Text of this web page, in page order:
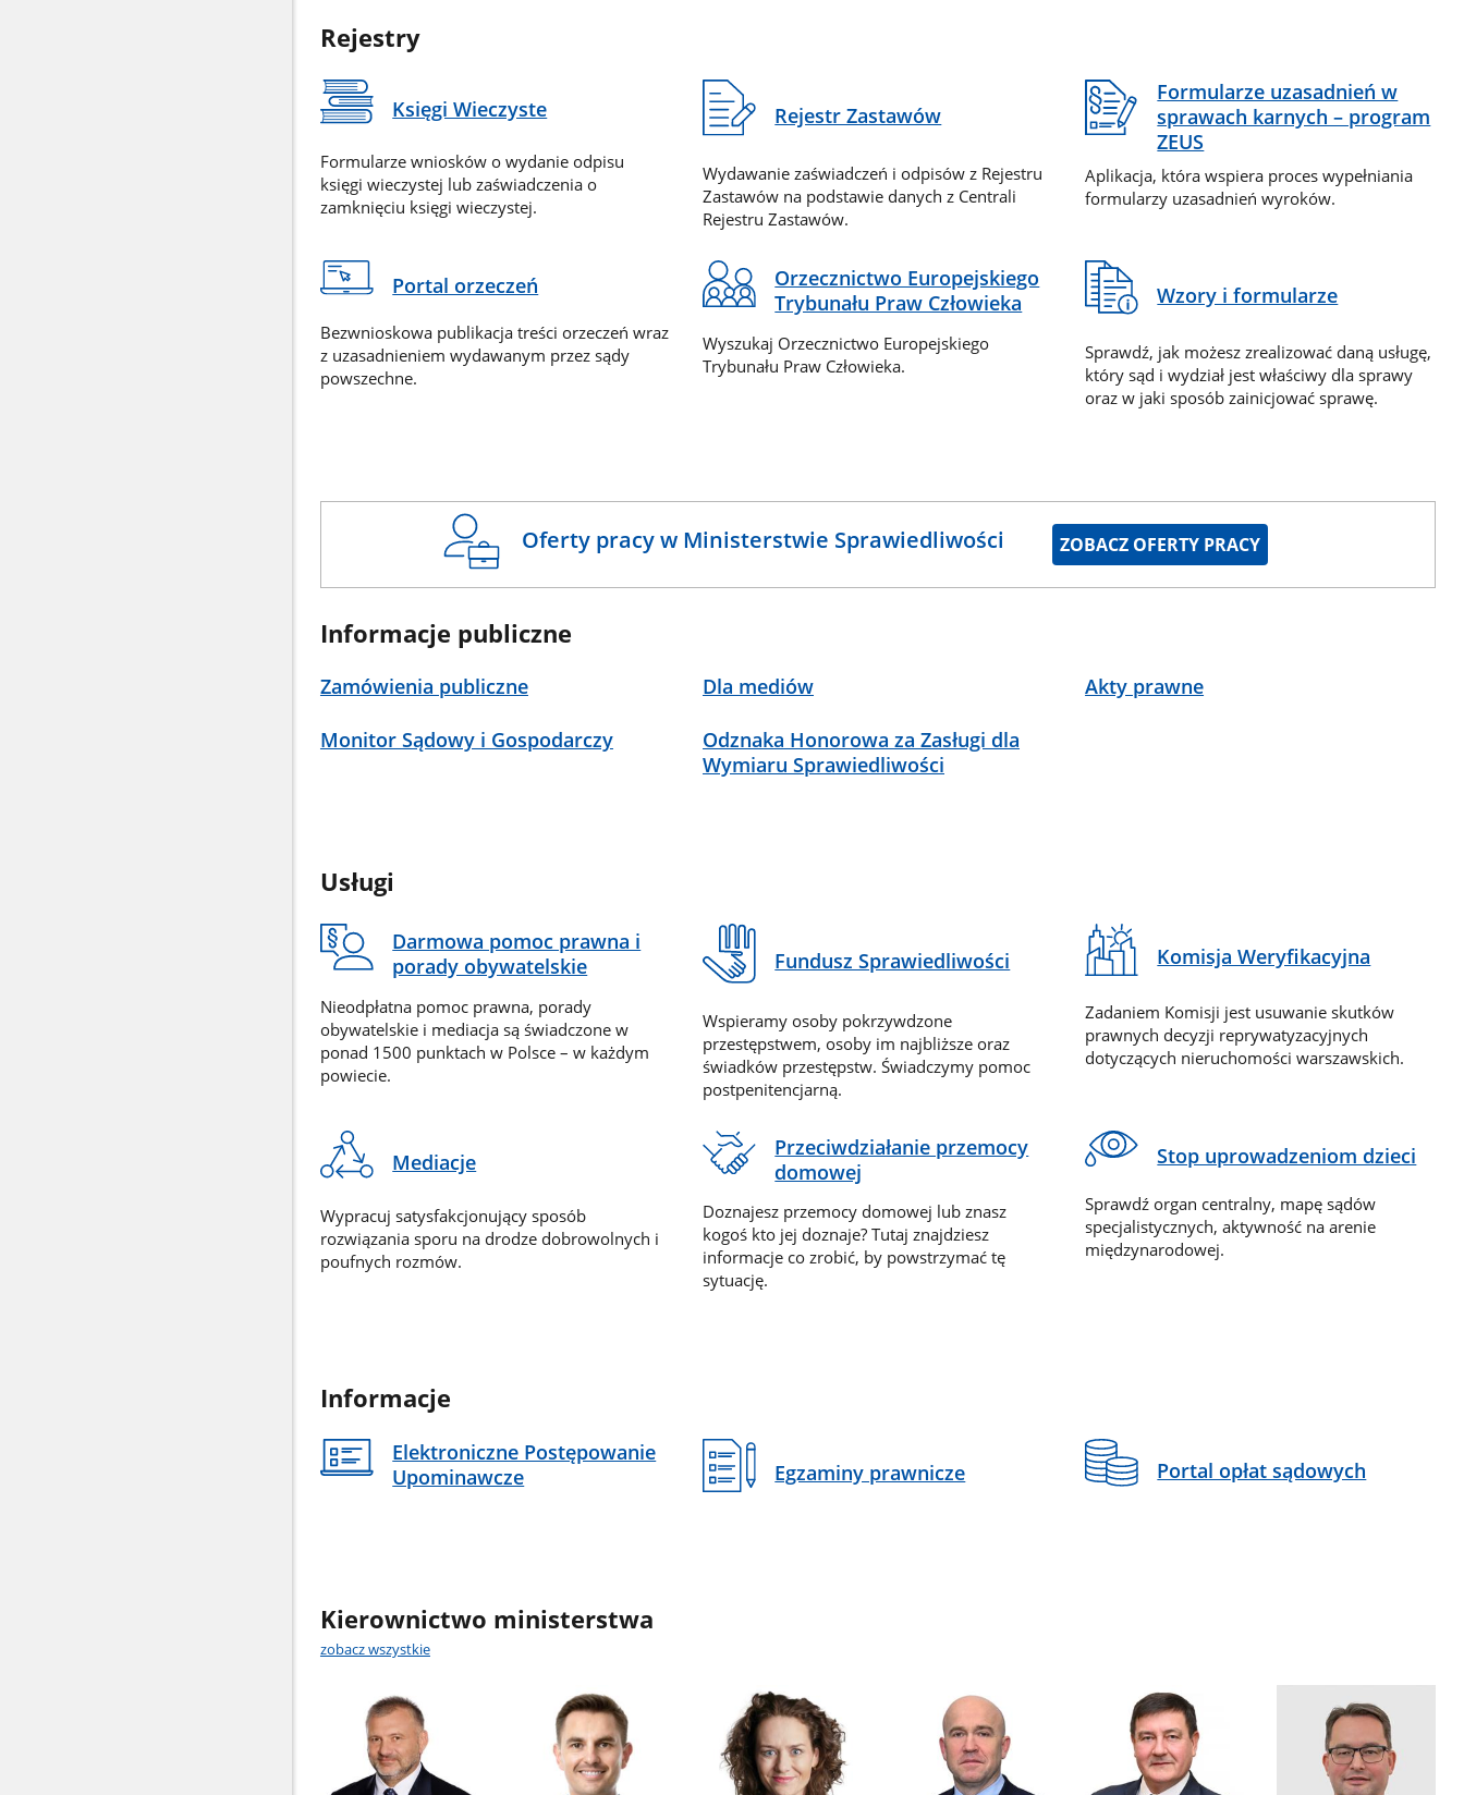
Rejestry
Księgi Wieczyste
Formularze wniosków o wydanie odpisu
księgi wieczystej lub zaświadczenia o
zamknięciu księgi wieczystej.
Rejestr Zastawów
Wydawanie zaświadczeń i odpisów z Rejestru
Zastawów na podstawie danych z Centrali
Rejestru Zastawów.
Formularze uzasadnień w
sprawach karnych – program
ZEUS
Aplikacja, która wspiera proces wypełniania
formularzy uzasadnień wyroków.
Portal orzeczeń
Bezwnioskowa publikacja treści orzeczeń wraz
z uzasadnieniem wydawanym przez sądy
powszechne.
Orzecznictwo Europejskiego
Trybunału Praw Człowieka
Wyszukaj Orzecznictwo Europejskiego
Trybunału Praw Człowieka.
Wzory i formularze
Sprawdź, jak możesz zrealizować daną usługę,
który sąd i wydział jest właściwy dla sprawy
oraz w jaki sposób zainicjować sprawę.
Oferty pracy w Ministerstwie Sprawiedliwości ZOBACZ OFERTY PRACY
Informacje publiczne
Zamówienia publiczne Dla mediów Akty prawne
Monitor Sądowy i Gospodarczy
Odznaka Honorowa za Zasługi dla
Wymiaru Sprawiedliwości
Usługi
Darmowa pomoc prawna i
porady obywatelskie
Nieodpłatna pomoc prawna, porady
obywatelskie i mediacja są świadczone w
ponad 1500 punktach w Polsce – w każdym
powiecie.
Fundusz Sprawiedliwości
Wspieramy osoby pokrzywdzone
przestępstwem, osoby im najbliższe oraz
świadków przestępstw. Świadczymy pomoc
postpenitencjarną.
Komisja Weryfikacyjna
Zadaniem Komisji jest usuwanie skutków
prawnych decyzji reprywatyzacyjnych
dotyczących nieruchomości warszawskich.
Mediacje
Wypracuj satysfakcjonujący sposób
rozwiązania sporu na drodze dobrowolnych i
poufnych rozmów.
Przeciwdziałanie przemocy
domowej
Doznajesz przemocy domowej lub znasz
kogoś kto jej doznaje? Tutaj znajdziesz
informacje co zrobić, by powstrzymać tę
sytuację.
Stop uprowadzeniom dzieci
Sprawdź organ centralny, mapę sądów
specjalistycznych, aktywność na arenie
międzynarodowej.
Informacje
Elektroniczne Postępowanie
Upominawcze
Egzaminy prawnicze Portal opłat sądowych
Kierownictwo ministerstwa
zobacz wszystkie